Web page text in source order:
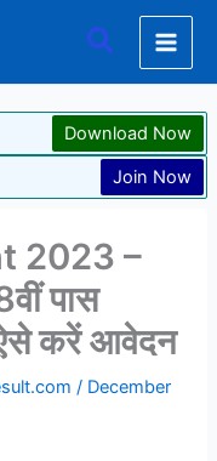
Search
Download Now
Join Now
2023 –
पास
ऐसे करें आवेदन
/ December